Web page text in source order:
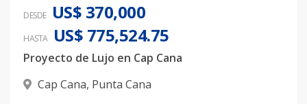
DESDE US$ 370,000
HASTA US$ 775,524.75
Proyecto de Lujo en Cap Cana
Cap Cana, Punta Cana